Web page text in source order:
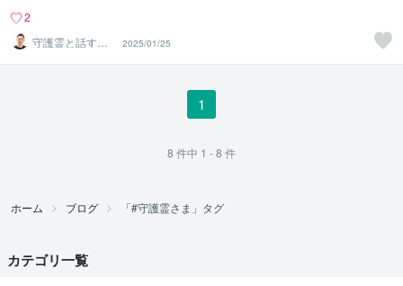
2
守護霊と話す人
｜まこと
2025/01/25
1
8 件中 1 - 8 件
ホーム ブログ 「#守護霊さま」タグ
カテゴリ一覧